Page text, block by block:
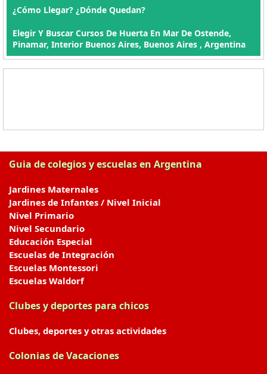
¿Cómo Llegar? ¿Dónde Quedan?
Elegir Y Buscar Cursos De Huerta En Mar De Ostende,
Pinamar, Interior Buenos Aires, Buenos Aires , Argentina
Guia de colegios y escuelas en Argentina
Jardines Maternales
Jardines de Infantes / Nivel Inicial
Nivel Primario
Nivel Secundario
Educación Especial
Escuelas de Integración
Escuelas Montessori
Escuelas Waldorf
Clubes y deportes para chicos
Clubes, deportes y otras actividades
Colonias de Vacaciones